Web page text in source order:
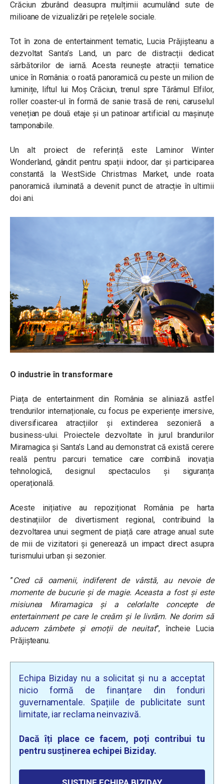
Crăciun zburând deasupra mulțimii acumulând sute de
milioane de vizualizări pe rețelele sociale.
Tot în zona de entertainment tematic, Lucia Prăjișteanu a
dezvoltat Santa’s Land, un parc de distracții dedicat
sărbătorilor de iarnă. Acesta reunește atracții tematice
unice în România: o roată panoramică cu peste un milion de
luminițe, liftul lui Moș Crăciun, trenul spre Tărâmul Elfilor,
roller coaster-ul în formă de sanie trasă de reni, caruselul
venețian pe două etaje și un patinoar artificial cu mașinuțe
tamponabile.
Un alt proiect de referință este Laminor Winter
Wonderland, gândit pentru spații indoor, dar și participarea
constantă la WestSide Christmas Market, unde roata
panoramică iluminată a devenit punct de atracție în ultimii
doi ani.
O industrie în transformare
Piața de entertainment din România se aliniază astfel
trendurilor internaționale, cu focus pe experiențe imersive,
diversificarea atracțiilor și extinderea sezonieră a
business-ului. Proiectele dezvoltate în jurul brandurilor
Miramagica și Santa’s Land au demonstrat că există cerere
reală pentru parcuri tematice care combină inovația
tehnologică, designul spectaculos și siguranța
operațională.
Aceste inițiative au repoziționat România pe harta
destinațiilor de divertisment regional, contribuind la
dezvoltarea unui segment de piață care atrage anual sute
de mii de vizitatori și generează un impact direct asupra
turismului urban și sezonier.
”Cred că oamenii, indiferent de vârstă, au nevoie de
momente de bucurie și de magie. Aceasta a fost și este
misiunea Miramagica și a celorlalte concepte de
entertainment pe care le creăm și le livrăm. Ne dorim să
aducem zâmbete și emoții de neuitat”, încheie Lucia
Prăjișteanu.
Echipa Biziday nu a solicitat și nu a acceptat
nicio formă de finanțare din fonduri
guvernamentale. Spațiile de publicitate sunt
limitate, iar reclama neinvazivă.
Dacă îți place ce facem, poți contribui tu
pentru susținerea echipei Biziday.